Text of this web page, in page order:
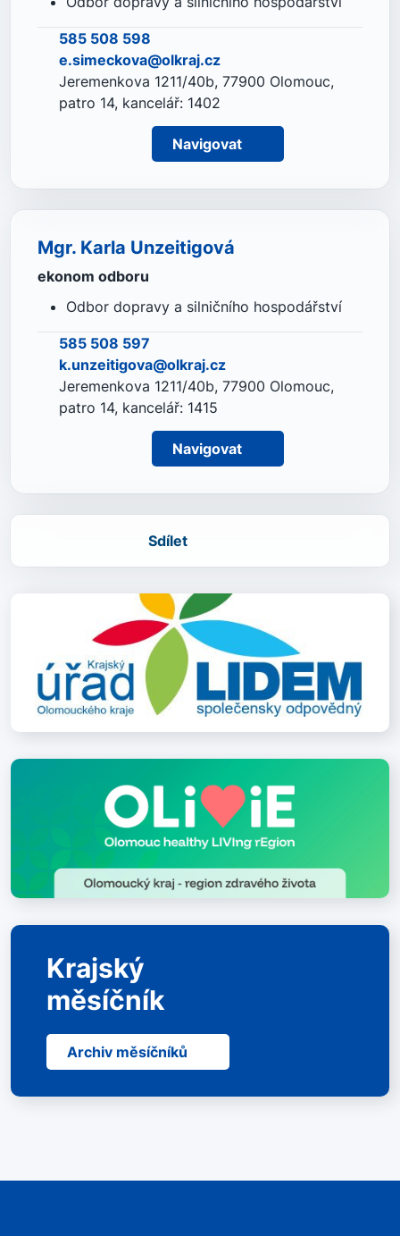
585 508 598
e.simeckova@olkraj.cz
Jeremenkova 1211/40b, 77900 Olomouc,
patro 14, kancelář: 1402
Navigovat
Mgr. Karla Unzeitigová
ekonom odboru
Odbor dopravy a silničního hospodářství
585 508 597
k.unzeitigova@olkraj.cz
Jeremenkova 1211/40b, 77900 Olomouc,
patro 14, kancelář: 1415
Navigovat
Sdílet
Krajský
měsíčník
Archiv měsíčníků